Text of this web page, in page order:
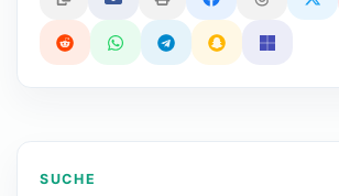
SUCHE